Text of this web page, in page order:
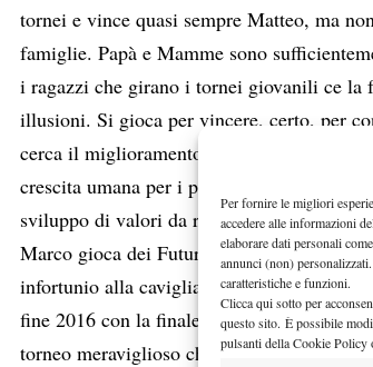
Per fornire le migliori
accedere alle informazioni
elaborare dati personali
annunci (non)
caratteristiche e funzioni.
Clicca qui sotto per
questo sito. È possibile
pulsanti della Cookie Policy
tornei e vince quasi sempre Matteo, ma
famiglie. Papà e Mamme sono
i ragazzi che girano i tornei giovanili ce la
illusioni. Si gioca per vincere, certo, per
cerca il miglioramento ma nel pensiero
crescita umana per i propri ragazzi,
sviluppo di valori da ritrovare anche fuori
Marco gioca dei Futures, con alterna
infortunio alla caviglia cominciando a
fine 2016 con la finale al Challenger di
torneo meraviglioso che l’ha fatto